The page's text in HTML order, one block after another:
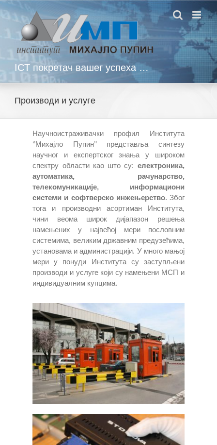
to
content
ICT покретач вашег успеха …
Производи и услуге
Научноистраживачки профил Института
‘’Михајло Пупин’’ представља синтезу
научног и експертског знања у широком
спектру области као што су: електроника,
аутоматика, рачунарство,
телекомуникације, информациони
системи и софтверско инжењерство. Због
тога и производни асортиман Института,
чини веома широк дијапазон решења
намењених у највећој мери пословним
системима, великим државним предузећима,
установама и администрацији. У много мањој
мери у понуди Института су заступљени
производи и услуге који су намењени МСП и
индивидуалним купцима.